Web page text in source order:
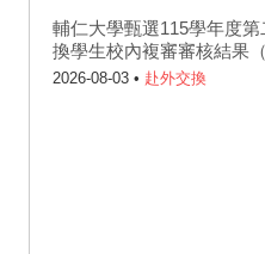
輔仁大學甄選115學年度
換學生校內複審審核結果
2026-08-03 • 赴外交換